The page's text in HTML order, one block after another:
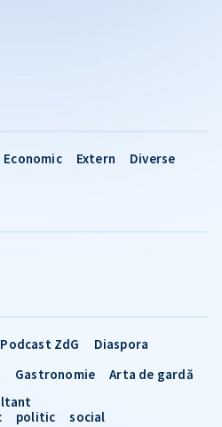
Economic Extern Diverse
Podcast ZdG
Diaspora
Gastronomie
Arta de gardă
politic social